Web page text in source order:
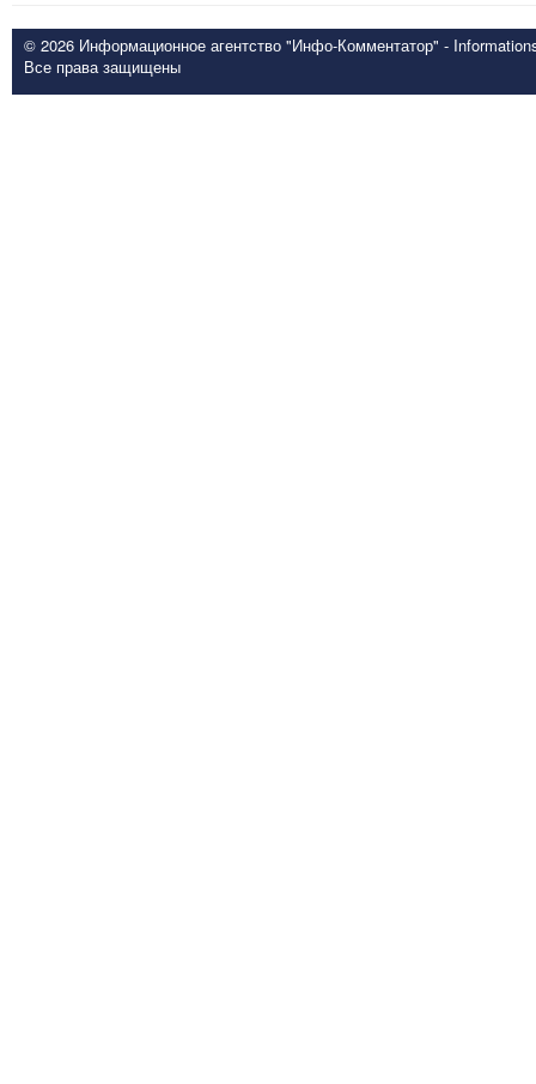
© 2026 Информационное агентство "Инфо-Комментатор" -
Все права защищены